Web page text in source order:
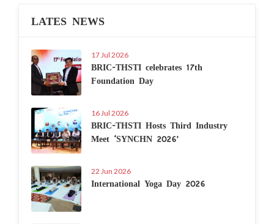
LATES NEWS
17 Jul 2026
BRIC-THSTI celebrates 17th
Foundation Day
16 Jul 2026
BRIC-THSTI Hosts Third Industry
Meet ‘SYNCHN 2026’
22 Jun 2026
International Yoga Day 2026